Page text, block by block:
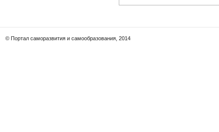
© Портал саморазвития и самообразования, 2014